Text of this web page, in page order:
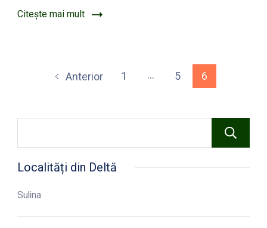
Citește mai mult
Paginație
Anterior Pagină
1 … Pagină
5 Pagină
6
Localități din Deltă
Sulina